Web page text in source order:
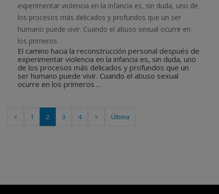
experimentar violencia en la infancia es, sin duda, uno de
los procesos más delicados y profundos que un ser
humano puede vivir. Cuando el abuso sexual ocurre en
los primeros
El camino hacia la reconstrucción personal después de
experimentar violencia en la infancia es, sin duda, uno
de los procesos más delicados y profundos que un
ser humano puede vivir. Cuando el abuso sexual
ocurre en los primeros ...
< 1 2 3 4 > Última